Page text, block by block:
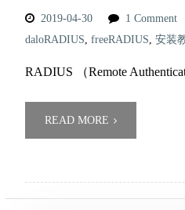
2019-04-30 1 Comment
daloRADIUS, freeRADIUS, 安装
RADIUS （Remote
READ MORE